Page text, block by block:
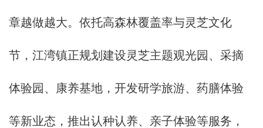
章越做越大。依托高森林覆盖率与灵芝文化
节，江湾镇正规划建设灵芝主题观光园、采摘
体验园、康养基地，开发研学旅游、药膳体验
等新业态，推出认种认养、亲子体验等服务，